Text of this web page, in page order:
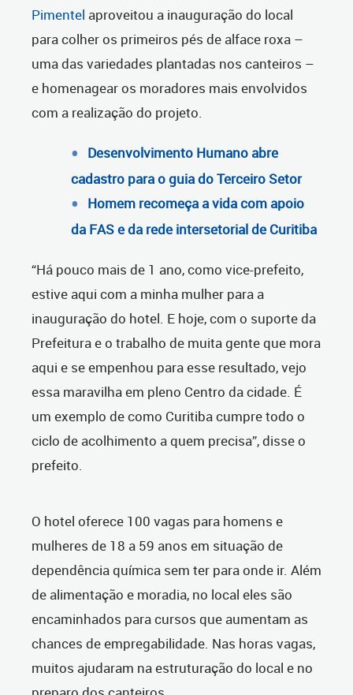
Pimentel aproveitou a inauguração do local
para colher os primeiros pés de alface roxa –
uma das variedades plantadas nos canteiros –
e homenagear os moradores mais envolvidos
com a realização do projeto.
Desenvolvimento Humano abre
cadastro para o guia do Terceiro Setor
Homem recomeça a vida com apoio
da FAS e da rede intersetorial de Curitiba
“Há pouco mais de 1 ano, como vice-prefeito,
estive aqui com a minha mulher para a
inauguração do hotel. E hoje, com o suporte da
Prefeitura e o trabalho de muita gente que mora
aqui e se empenhou para esse resultado, vejo
essa maravilha em pleno Centro da cidade. É
um exemplo de como Curitiba cumpre todo o
ciclo de acolhimento a quem precisa”, disse o
prefeito.
O hotel oferece 100 vagas para homens e
mulheres de 18 a 59 anos em situação de
dependência química sem ter para onde ir. Além
de alimentação e moradia, no local eles são
encaminhados para cursos que aumentam as
chances de empregabilidade. Nas horas vagas,
muitos ajudaram na estruturação do local e no